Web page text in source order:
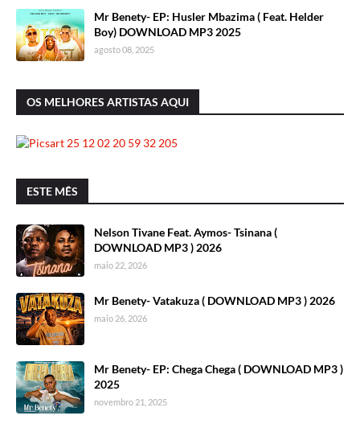
Mr Benety- EP: Husler Mbazima ( Feat. Helder
Boy) DOWNLOAD MP3 2025
agosto 08, 2025
OS MELHORES ARTISTAS AQUI
ESTE MÊS
Nelson Tivane Feat. Aymos- Tsinana (
DOWNLOAD MP3 ) 2026
maio 22, 2026
Mr Benety- Vatakuza ( DOWNLOAD MP3 ) 2026
maio 26, 2026
Mr Benety- EP: Chega Chega ( DOWNLOAD MP3 )
2025
novembro 21, 2025